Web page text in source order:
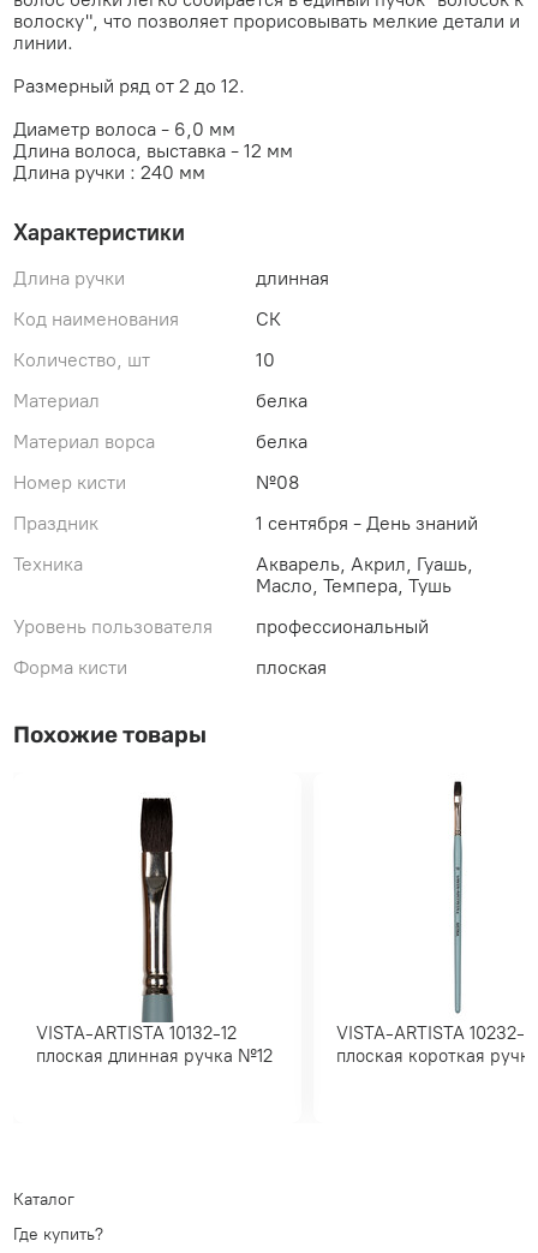
волоску", что позволяет прорисовывать мелкие детали и
линии.
Размерный ряд от 2 до 12.
Диаметр волоса - 6,0 мм
Длина волоса, выставка - 12 мм
Длина ручки : 240 мм
Характеристики
Длина ручки
длинная
Код наименования
СК
Количество, шт
10
Материал
белка
Материал ворса
белка
Номер кисти
№08
Праздник
1 сентября - День знаний
Техника
Акварель, Акрил, Гуашь,
Масло, Темпера, Тушь
Уровень пользователя
профессиональный
Форма кисти
плоская
Похожие товары
VISTA-ARTISTA 10132-12
плоская длинная ручка №12
VISTA-ARTISTA 10232-10
плоская короткая
Каталог
Где купить?